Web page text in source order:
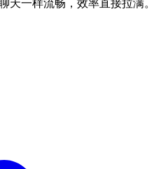
天一样流畅，效率直接拉满。